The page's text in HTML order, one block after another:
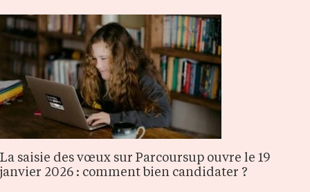
La saisie des vœux sur Parcoursup ouvre le 19
janvier 2026 : comment bien candidater ?